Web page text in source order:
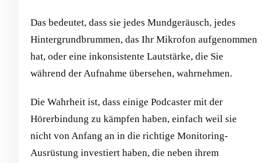
Das bedeutet, dass sie jedes Mundgeräusch, jedes
Hintergrundbrummen, das Ihr Mikrofon aufgenommen
hat, oder eine inkonsistente Lautstärke, die Sie
während der Aufnahme übersehen, wahrnehmen.
Die Wahrheit ist, dass einige Podcaster mit der
Hörerbindung zu kämpfen haben, einfach weil sie
nicht von Anfang an in die richtige Monitoring-
Ausrüstung investiert haben, die neben ihrem